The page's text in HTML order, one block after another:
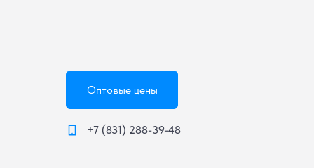
Оптовые цены
+7 (831) 288-39-48